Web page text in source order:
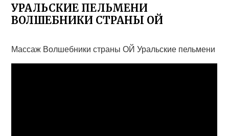
УРАЛЬСКИЕ ПЕЛЬМЕНИ
ВОЛШЕБНИКИ СТРАНЫ ОЙ
Массаж Волшебники страны ОЙ Уральские пельмени